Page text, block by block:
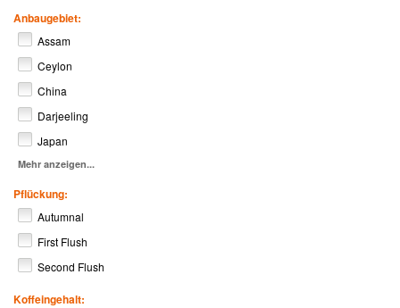
Anbaugebiet:
Assam
Ceylon
China
Darjeeling
Japan
Mehr anzeigen...
Pflückung:
Autumnal
First Flush
Second Flush
Koffeingehalt: